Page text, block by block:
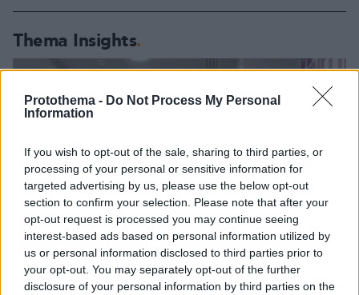
Protothema - Do Not Process My Personal
Information
If you wish to opt-out of the sale, sharing to third parties, or
processing of your personal or sensitive information for
targeted advertising by us, please use the below opt-out
section to confirm your selection. Please note that after your
opt-out request is processed you may continue seeing
interest-based ads based on personal information utilized by
us or personal information disclosed to third parties prior to
your opt-out. You may separately opt-out of the further
disclosure of your personal information by third parties on the
Thema Insights